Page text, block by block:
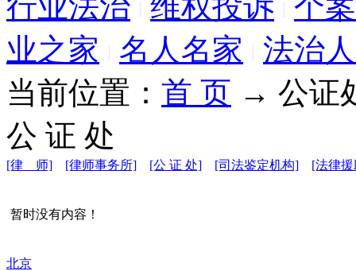
业之家
名人名家
法治
当前位置： 首 页 → 公证
公 证 处
[律 师] [律师事务所] [公 证 处] [司法鉴定机构] [法律
暂时没有内容！
北京